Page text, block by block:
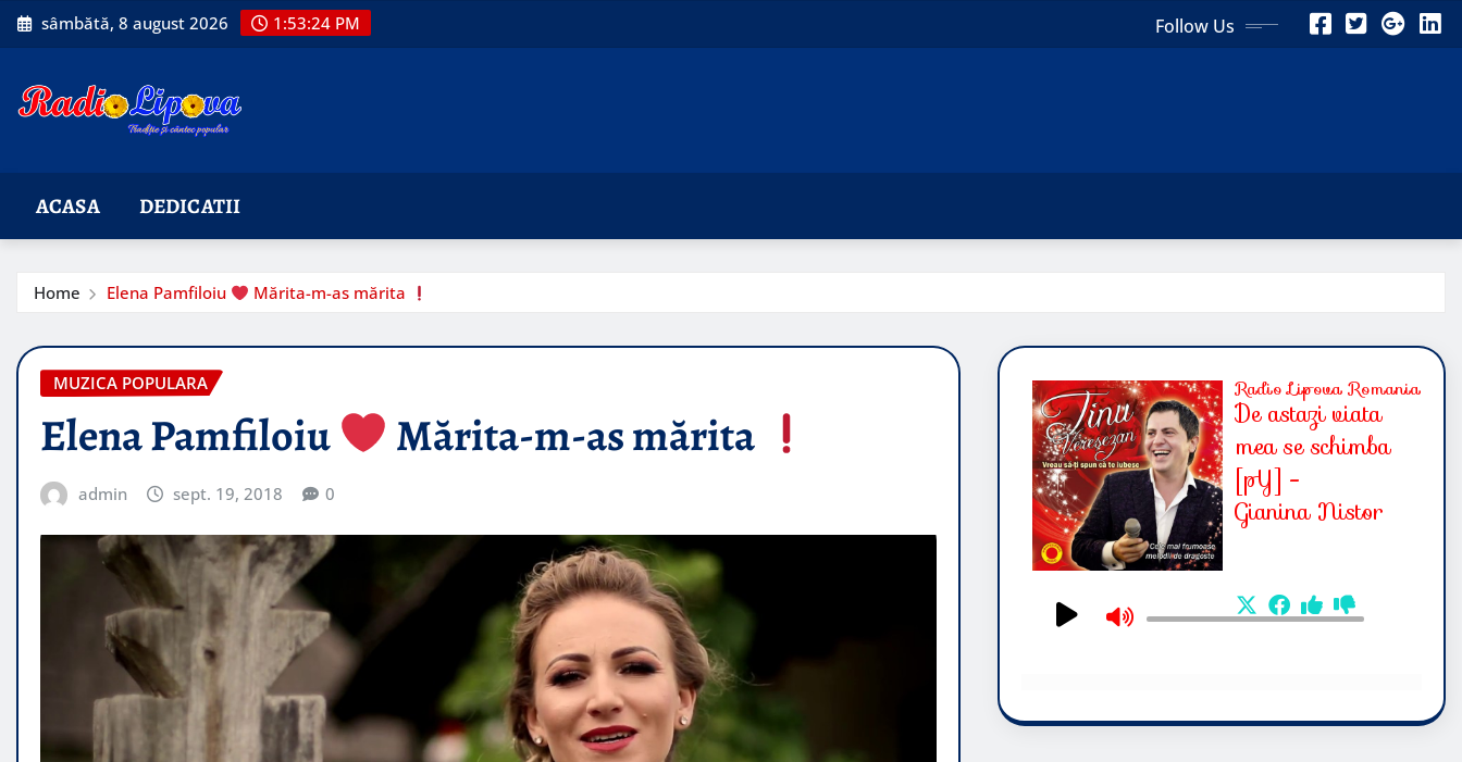
Skip
to
sâmbătă, 8 august 2026 1:53:25 PM Follow Us
ACASA DEDICATII
Home Elena Pamfiloiu Mărita-m-as mărita
MUZICA POPULARA
Elena Pamfiloiu Mărita-m-as mărita
admin sept. 19, 2018 0